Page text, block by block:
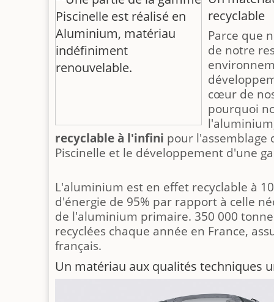
recyclable
Parce que
de notre
cœur de
pourquoi
recyclable à l'infini pour l'assemblage
Piscinelle et le développement d'une
L'aluminium est en effet recyclable à
d'énergie de 95% par rapport à celle
de l'aluminium primaire. 350 000
recyclées chaque année en France,
français.
Un matériau aux qualités techniques